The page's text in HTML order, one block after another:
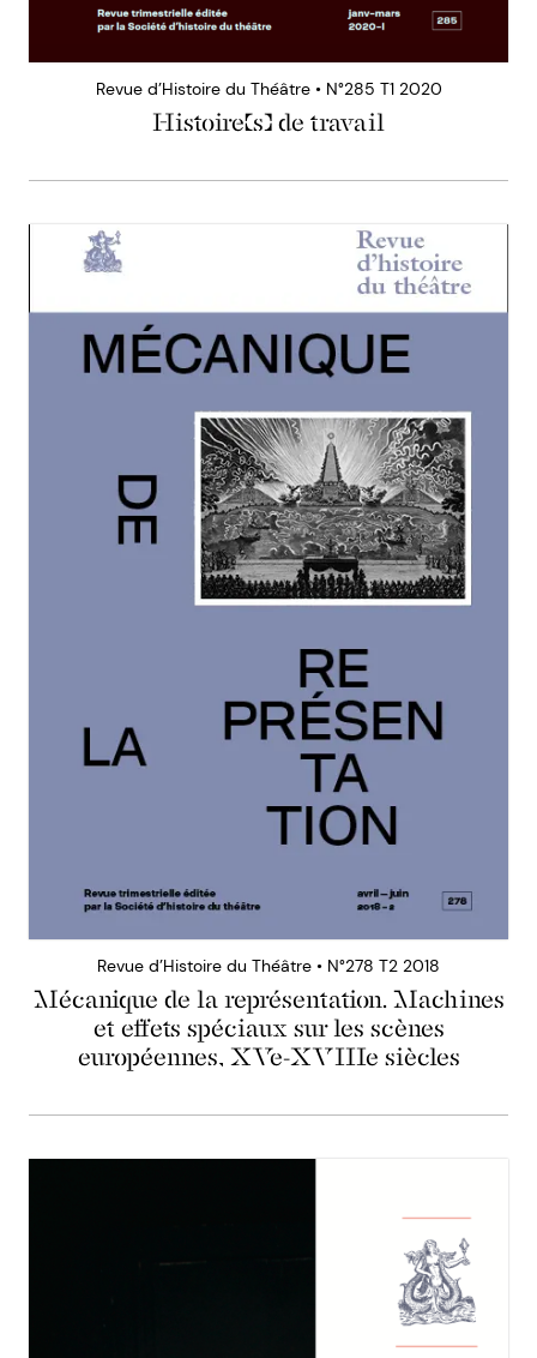
Revue d’Histoire du Théâtre • N°285 T1 2020
Histoire(s) de travail
Revue d’Histoire du Théâtre • N°278 T2 2018
Mécanique de la représentation. Machines
et effets spéciaux sur les scènes
européennes, XVe-XVIIIe siècles